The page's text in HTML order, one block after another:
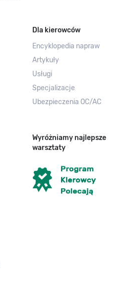
Dla kierowców
Encyklopedia napraw
Artykuły
Usługi
Specjalizacje
Ubezpieczenia OC/AC
Wyróżniamy najlepsze
warsztaty